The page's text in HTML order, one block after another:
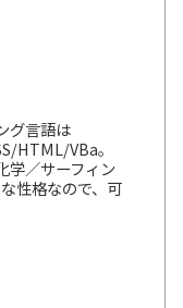
グ言語は
HTML/VBa。
学／サーフィン
性格なので、可